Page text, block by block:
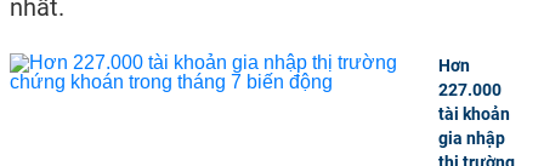
nhất.
Hơn
227.000
tài khoản
gia nhập